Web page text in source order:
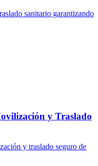
sanitario garantizando
y Traslado
y traslado seguro de